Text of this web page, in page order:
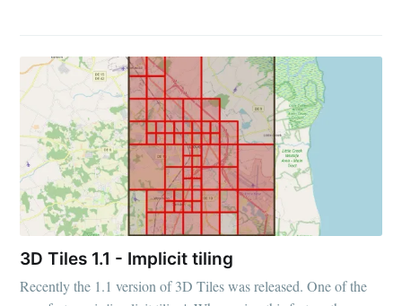
3D Tiles 1.1 - Implicit tiling
Recently the 1.1 version of 3D Tiles was released. One of the